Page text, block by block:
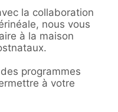
la collaboration
nous vous
à la maison
programmes
à votre